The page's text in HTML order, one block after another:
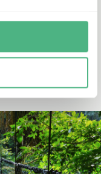
besuchen
den Vulkan). Hier
der langen
Cocktail an den